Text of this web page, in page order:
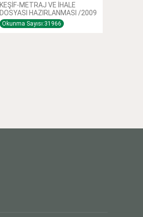
KEŞİF-METRAJ VE İHALE
DOSYASI HAZIRLANMASI /2009
Okunma Sayısı:31966